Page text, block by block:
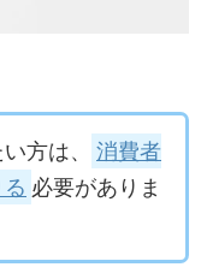
方は、
消費者
必要がありま